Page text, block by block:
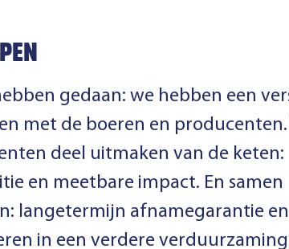
gedaan: we hebben een
met de boeren en producenten.
deel uitmaken van de keten:
en meetbare impact. En samen
langetermijn afnamegarantie
in een verdere